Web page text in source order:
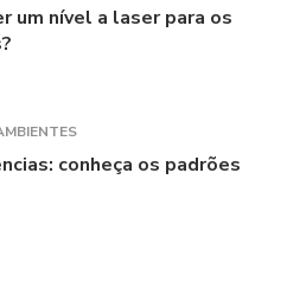
um nível a laser para os
conheça os padrões